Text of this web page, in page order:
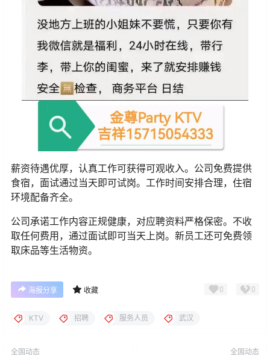
薪资待遇优厚，认真工作可获得可观收入。公司免费提供
食宿，面试通过当天即可试岗。工作时间安排合理，住宿
环境配备齐全。
公司承诺工作内容正规健康，对应聘资料严格保密。不收
取任何费用，通过面试即可当天上岗。新员工还可免费领
取床品等生活物资。
海报分享 收藏 0 0
KTV 招聘 服务人员 武汉
全国动态 全国动态